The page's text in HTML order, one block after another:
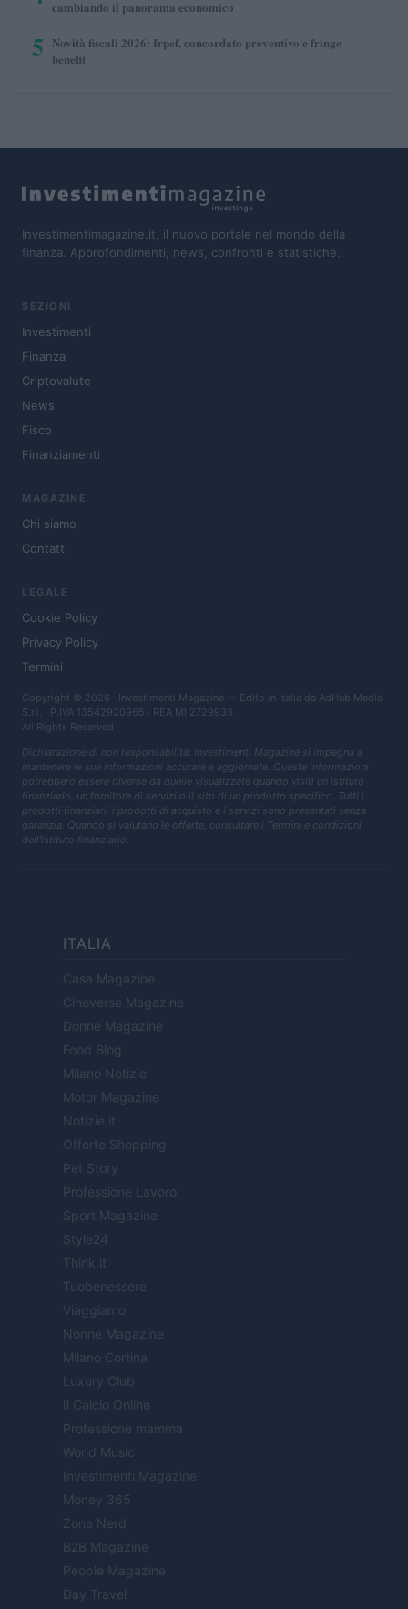
cambiando il panorama economico
5 Novità fiscali 2026: Irpef, concordato preventivo e fringe
benefit
Investimentimagazine.it, il nuovo portale nel mondo della
finanza. Approfondimenti, news, confronti e statistiche.
SEZIONI
Investimenti
Finanza
Criptovalute
News
Fisco
Finanziamenti
MAGAZINE
Chi siamo
Contatti
LEGALE
Cookie Policy
Privacy Policy
Termini
Copyright © 2026 · Investimenti Magazine — Edito in Italia da AdHub Media
S.r.l. · P.IVA 13542920965 · REA MI 2729933
All Rights Reserved
Dichiarazione di non responsabilità: Investimenti Magazine si impegna a
mantenere le sue informazioni accurate e aggiornate. Queste informazioni
potrebbero essere diverse da quelle visualizzate quando visiti un istituto
finanziario, un fornitore di servizi o il sito di un prodotto specifico. Tutti i
prodotti finanziari, i prodotti di acquisto e i servizi sono presentati senza
garanzia. Quando si valutano le offerte, consultare i Termini e condizioni
dell'istituto finanziario.
ITALIA
Casa Magazine
Cineverse Magazine
Donne Magazine
Food Blog
Milano Notizie
Motor Magazine
Notizie.it
Offerte Shopping
Pet Story
Professione Lavoro
Sport Magazine
Style24
Think.it
Tuobenessere
Viaggiamo
Nonne Magazine
Milano Cortina
Luxury Club
Il Calcio Online
Professione mamma
World Music
Investimenti Magazine
Money 365
Zona Nerd
B2B Magazine
People Magazine
Day Travel